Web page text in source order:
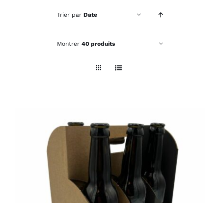
VOTRE BESOIN
Trier par Date
Montrer 40 produits
AJOUTER AU PANIER